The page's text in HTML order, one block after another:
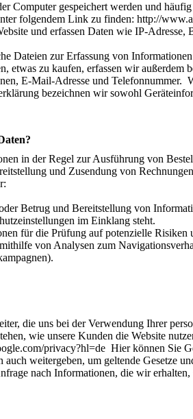
Computer gespeichert werden und
folgendem Link zu finden: http://
und erfassen Daten wie IP-Adresse,
Dateien zur Erfassung von
etwas zu kaufen, erfassen wir
E-Mail-Adresse und
bezeichnen wir sowohl
in der Regel zur Ausführung von
und Zusendung von
Betrug und Bereitstellung von
im Einklang steht.
für die Prüfung auf potenzielle
von Analysen zum
die uns bei der Verwendung Ihrer
wie unsere Kunden die Website
privacy?hl=de Hier können Sie
weitergeben, um geltende Gesetze
nach Informationen, die wir